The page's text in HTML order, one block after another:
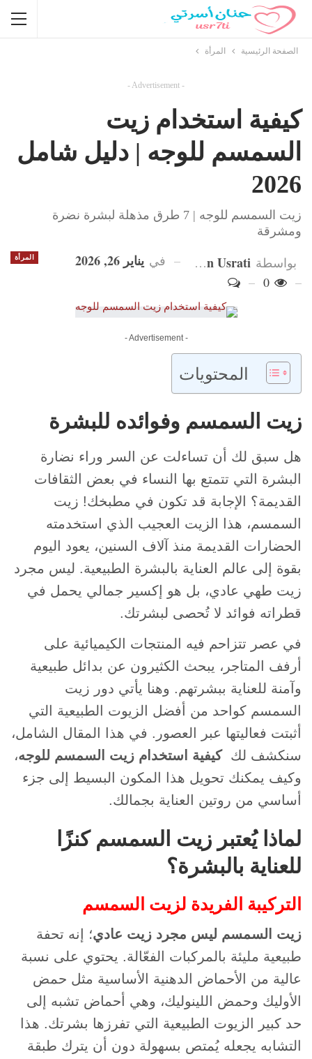
الصفحة الرئيسية المرأة
- Advertisement -
كيفية استخدام زيت
السمسم للوجه | دليل شامل
2026
زيت السمسم للوجه | 7 طرق مذهلة لبشرة نضرة
ومشرقة
المرأة بواسطة Hanan Usrati في يناير 26, 2026
- Advertisement -
المحتويات
زيت السمسم وفوائده للبشرة
هل سبق لك أن تساءلت عن السر وراء نضارة
البشرة التي تتمتع بها النساء في بعض الثقافات
القديمة؟ الإجابة قد تكون في مطبخك! زيت
السمسم، هذا الزيت العجيب الذي استخدمته
الحضارات القديمة منذ آلاف السنين، يعود اليوم
بقوة إلى عالم العناية بالبشرة الطبيعية. ليس مجرد
زيت طهي عادي، بل هو إكسير جمالي يحمل في
قطراته فوائد لا تُحصى لبشرتك.
في عصر تتزاحم فيه المنتجات الكيميائية على
أرفف المتاجر، يبحث الكثيرون عن بدائل طبيعية
وآمنة للعناية ببشرتهم. وهنا يأتي دور زيت
السمسم كواحد من أفضل الزيوت الطبيعية التي
أثبتت فعاليتها عبر العصور. في هذا المقال الشامل،
سنكشف لككيفية استخدام زيت السمسم للوجه،
وكيف يمكنك تحويل هذا المكون البسيط إلى جزء
أساسي من روتين العناية بجمالك.
لماذا يُعتبر زيت السمسم كنزًا
للعناية بالبشرة؟
التركيبة الفريدة لزيت السمسم
زيت السمسم ليس مجرد زيت عادي؛ إنه تحفة
طبيعية مليئة بالمركبات الفعّالة. يحتوي على نسبة
عالية من الأحماض الدهنية الأساسية مثل حمض
الأوليك وحمض اللينوليك، وهي أحماض تشبه إلى
حد كبير الزيوت الطبيعية التي تفرزها بشرتك. هذا
التشابه يجعله يُمتص بسهولة دون أن يترك طبقة